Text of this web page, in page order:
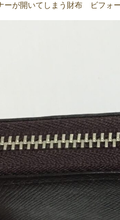
ーが開いてしまう財布 ビフォ